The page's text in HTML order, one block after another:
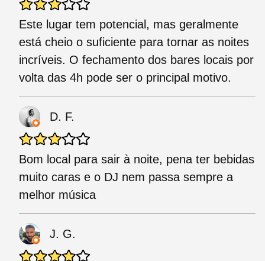
Este lugar tem potencial, mas geralmente
está cheio o suficiente para tornar as noites
incríveis. O fechamento dos bares locais por
volta das 4h pode ser o principal motivo.
D. F.
Bom local para sair à noite, pena ter bebidas
muito caras e o DJ nem passa sempre a
melhor música
J. G.